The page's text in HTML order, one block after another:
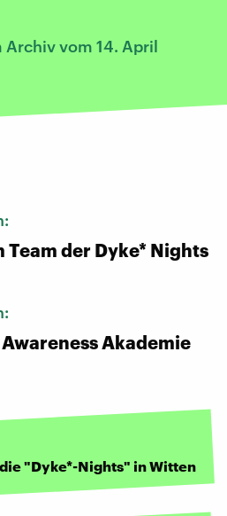
Archiv vom 14. April
Team der Dyke* Nights
Akademie
"Dyke*-Nights" in Witten